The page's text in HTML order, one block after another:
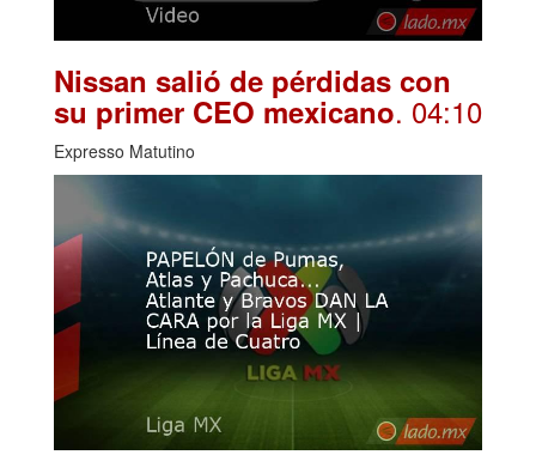
Nissan salió de pérdidas con
su primer CEO mexicano. 04:10
Expresso Matutino